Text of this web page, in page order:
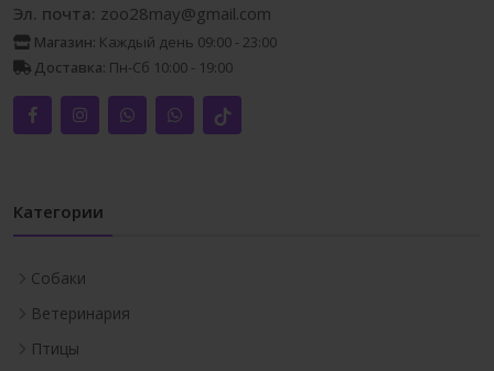
Эл. почта: zoo28may@gmail.com
Магазин: Каждый день 09:00 - 23:00
Доставка: Пн-Сб 10:00 - 19:00
Категории
Собаки
Ветеринария
Птицы